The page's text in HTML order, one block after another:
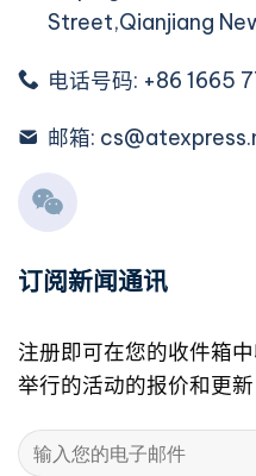
Street,Qianjiang
电话号码: +86 1665
邮箱:
订阅新闻通讯
注册即可在您的收件箱
举行的活动的报价和更新